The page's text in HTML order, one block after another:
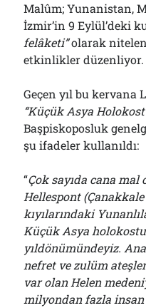
Malûm; Yunanistan,
İzmir’in 9 Eylül’deki
felâketi”olarak
etkinlikler düzenliyor.
Geçen yıl bu kervana
“Küçük Asya
Başpiskoposluk
şu ifadeler kullanıldı:
“Çok sayıda cana mal
Hellespont
kıyılarındaki
Küçük Asya
yıldönümündeyiz.
nefret ve zulüm
var olan Helen
milyondan fazla